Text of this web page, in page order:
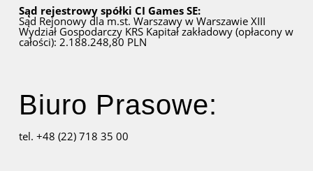
Sąd rejestrowy spółki CI Games SE:
Sąd Rejonowy dla m.st. Warszawy w WarszawieXIII
Wydział Gospodarczy KRSKapitał zakładowy (opłacony w
całości): 2.188.248,80 PLN
Biuro Prasowe:
tel. +48 (22) 718 35 00